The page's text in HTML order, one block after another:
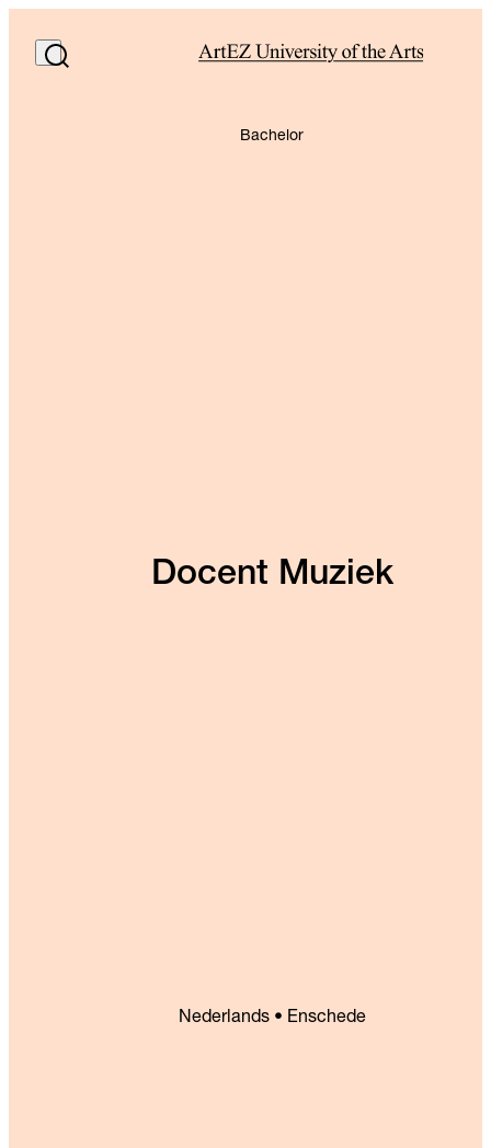
Bachelor
Docent Muziek
Nederlands • Enschede